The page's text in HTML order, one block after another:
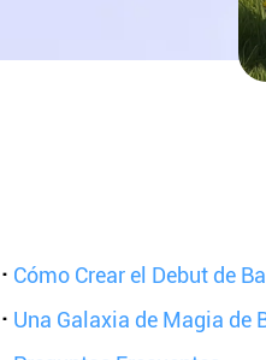
· Cómo Crear el Debut de
· Una Galaxia de Magia de